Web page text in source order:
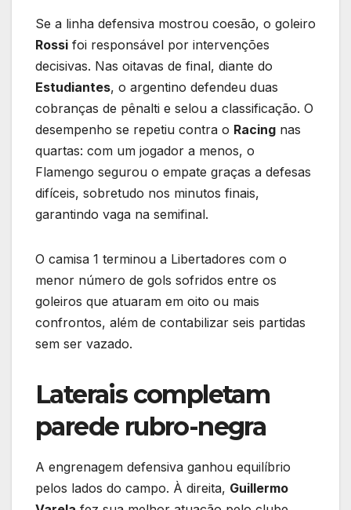
Se a linha defensiva mostrou coesão, o goleiro
Rossi foi responsável por intervenções
decisivas. Nas oitavas de final, diante do
Estudiantes, o argentino defendeu duas
cobranças de pênalti e selou a classificação. O
desempenho se repetiu contra o Racing nas
quartas: com um jogador a menos, o
Flamengo segurou o empate graças a defesas
difíceis, sobretudo nos minutos finais,
garantindo vaga na semifinal.
O camisa 1 terminou a Libertadores com o
menor número de gols sofridos entre os
goleiros que atuaram em oito ou mais
confrontos, além de contabilizar seis partidas
sem ser vazado.
Laterais completam
parede rubro-negra
A engrenagem defensiva ganhou equilíbrio
pelos lados do campo. À direita, Guillermo